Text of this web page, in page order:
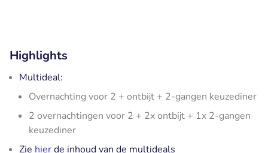
Highlights
Multideal:
Overnachting voor 2 + ontbijt + 2-gangen keuzediner
2 overnachtingen voor 2 + 2x ontbijt + 1x 2-gangen
keuzediner
Zie hierde inhoud van de multideals